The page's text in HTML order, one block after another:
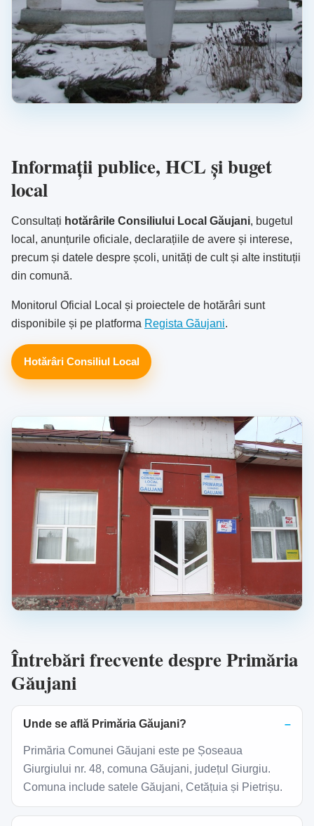
Informații publice, HCL și buget
local
Consultați hotărârile Consiliului Local Găujani, bugetul
local, anunțurile oficiale, declarațiile de avere și interese,
precum și datele despre școli, unități de cult și alte instituții
din comună.
Monitorul Oficial Local și proiectele de hotărâri sunt
disponibile și pe platforma Regista Găujani.
Hotărâri Consiliul Local
Întrebări frecvente despre Primăria
Găujani
Unde se află Primăria Găujani?
Primăria Comunei Găujani este pe Șoseaua
Giurgiului nr. 48, comuna Găujani, județul Giurgiu.
Comuna include satele Găujani, Cetățuia și Pietrișu.